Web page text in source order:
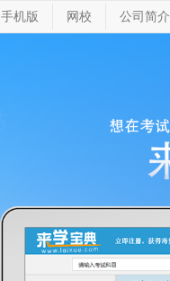
手机版 网校 公司简介